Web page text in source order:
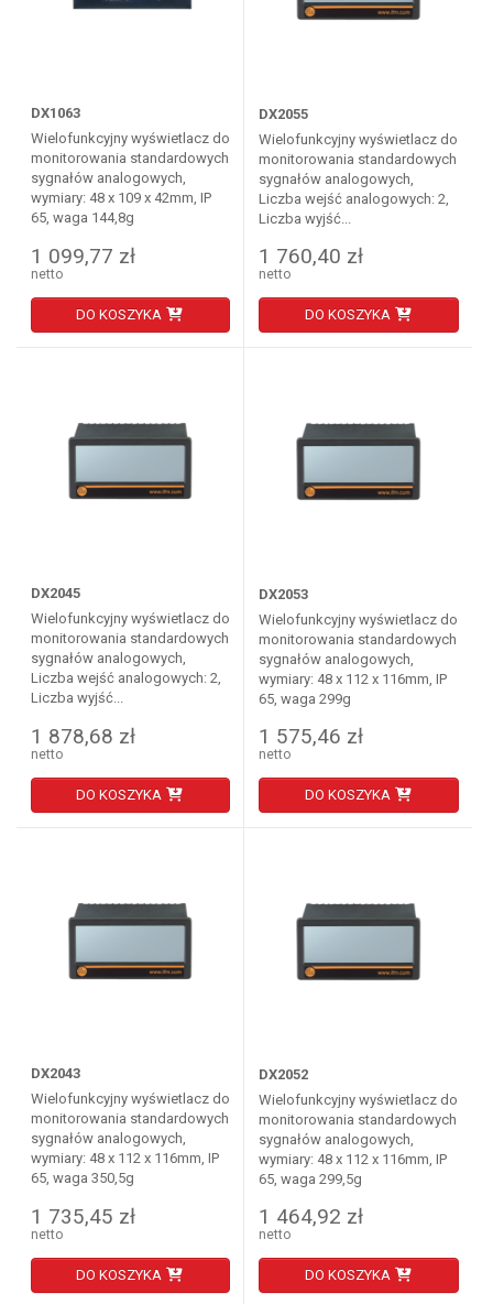
DX1063
Wielofunkcyjny wyświetlacz do
monitorowania standardowych
sygnałów analogowych,
wymiary: 48 x 109 x 42mm, IP
65, waga 144,8g
1 099,77 zł
netto
DO KOSZYKA
DX2055
Wielofunkcyjny wyświetlacz do
monitorowania standardowych
sygnałów analogowych,
Liczba wejść analogowych: 2,
Liczba wyjść...
1 760,40 zł
netto
DO KOSZYKA
DX2045
Wielofunkcyjny wyświetlacz do
monitorowania standardowych
sygnałów analogowych,
Liczba wejść analogowych: 2,
Liczba wyjść...
1 878,68 zł
netto
DO KOSZYKA
DX2053
Wielofunkcyjny wyświetlacz do
monitorowania standardowych
sygnałów analogowych,
wymiary: 48 x 112 x 116mm, IP
65, waga 299g
1 575,46 zł
netto
DO KOSZYKA
DX2043
Wielofunkcyjny wyświetlacz do
monitorowania standardowych
sygnałów analogowych,
wymiary: 48 x 112 x 116mm, IP
65, waga 350,5g
1 735,45 zł
netto
DO KOSZYKA
DX2052
Wielofunkcyjny wyświetlacz do
monitorowania standardowych
sygnałów analogowych,
wymiary: 48 x 112 x 116mm, IP
65, waga 299,5g
1 464,92 zł
netto
DO KOSZYKA